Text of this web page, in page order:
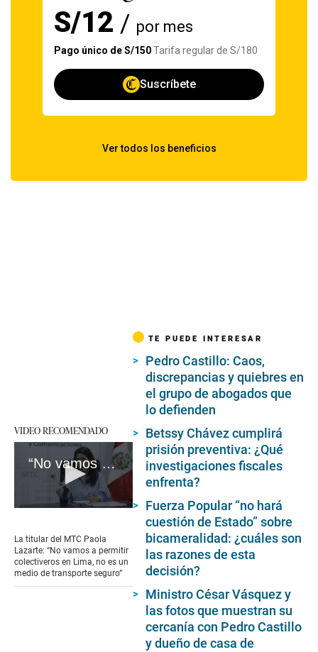
VIDEO RECOMENDADO
“No vamos a permitir colectiveros en Lima, no es un medio de transporte seguro”
of
2
minutes,
25
La titular del MTC Paola
Lazarte: “No vamos a permitir
colectiveros en Lima, no es un
medio de transporte seguro”
TE PUEDE INTERESAR
Pedro Castillo: Caos,
discrepancias y quiebres en
el grupo de abogados que
lo defienden
Betssy Chávez cumplirá
prisión preventiva: ¿Qué
investigaciones fiscales
enfrenta?
Fuerza Popular “no hará
cuestión de Estado” sobre
bicameralidad: ¿cuáles son
las razones de esta
decisión?
Ministro César Vásquez y
las fotos que muestran su
cercanía con Pedro Castillo
y dueño de casa de